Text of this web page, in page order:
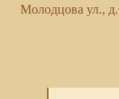
Молодцова ул.,